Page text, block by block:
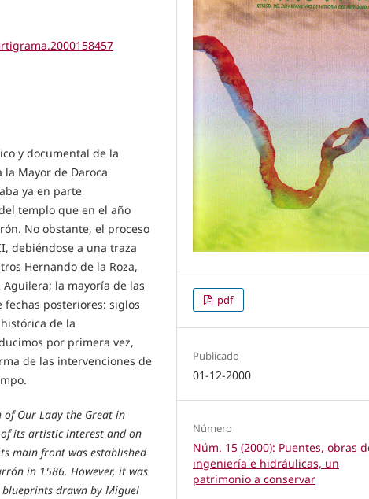
y documental de la
Mayor de Daroca
ya en parte
templo que en el año
No obstante, el proceso
debiéndose a una traza
Hernando de la Roza,
la mayoría de las
posteriores: siglos
de la
por primera vez,
de las intervenciones de
Our Lady the Great in
its artistic interest and on
main front was established
in 1586. However, it was
drawn by Miguel
pdf
Publicado
01-12-2000
Número
Núm. 15 (2000): Puentes, obras
ingeniería e hidráulicas, un
patrimonio a conservar